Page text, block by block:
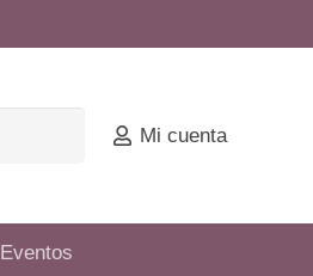
Mi cuenta
Eventos